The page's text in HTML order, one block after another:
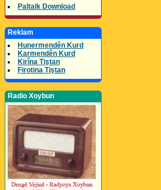
Paltalk Download
Reklam
Hunermendên Kurd
Karmendên Kurd
Kirîna Tiştan
Firotina Tiştan
Radio Xoybun